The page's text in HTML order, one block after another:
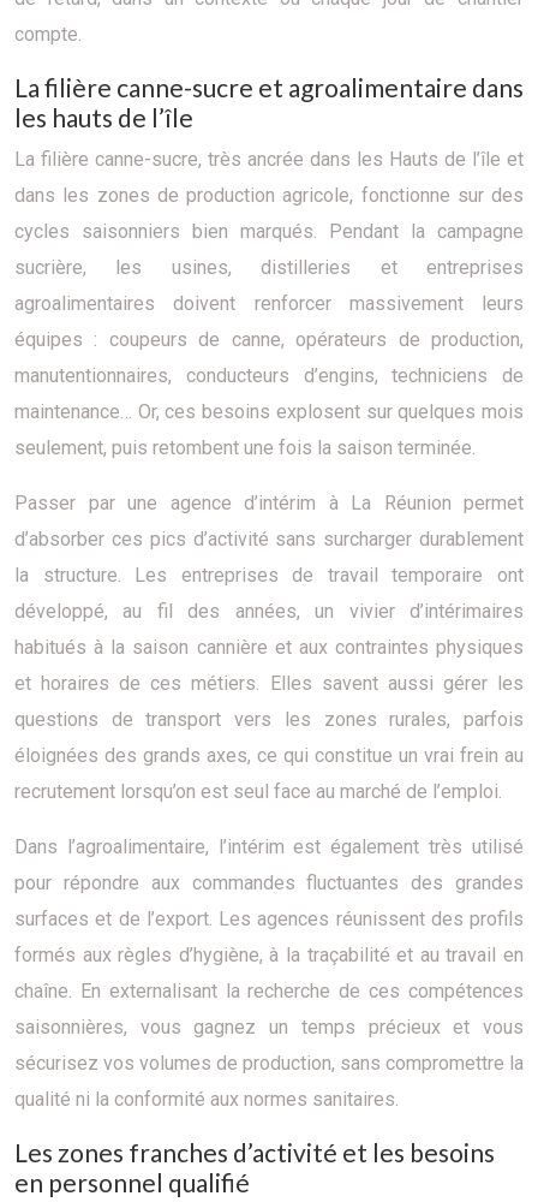
compte.
La filière canne-sucre et agroalimentaire dans
les hauts de l’île
La filière canne-sucre, très ancrée dans les Hauts de l’île et
dans les zones de production agricole, fonctionne sur des
cycles saisonniers bien marqués. Pendant la campagne
sucrière, les usines, distilleries et entreprises
agroalimentaires doivent renforcer massivement leurs
équipes : coupeurs de canne, opérateurs de production,
manutentionnaires, conducteurs d’engins, techniciens de
maintenance… Or, ces besoins explosent sur quelques mois
seulement, puis retombent une fois la saison terminée.
Passer par une agence d’intérim à La Réunion permet
d’absorber ces pics d’activité sans surcharger durablement
la structure. Les entreprises de travail temporaire ont
développé, au fil des années, un vivier d’intérimaires
habitués à la saison cannière et aux contraintes physiques
et horaires de ces métiers. Elles savent aussi gérer les
questions de transport vers les zones rurales, parfois
éloignées des grands axes, ce qui constitue un vrai frein au
recrutement lorsqu’on est seul face au marché de l’emploi.
Dans l’agroalimentaire, l’intérim est également très utilisé
pour répondre aux commandes fluctuantes des grandes
surfaces et de l’export. Les agences réunissent des profils
formés aux règles d’hygiène, à la traçabilité et au travail en
chaîne. En externalisant la recherche de ces compétences
saisonnières, vous gagnez un temps précieux et vous
sécurisez vos volumes de production, sans compromettre la
qualité ni la conformité aux normes sanitaires.
Les zones franches d’activité et les besoins
en personnel qualifié